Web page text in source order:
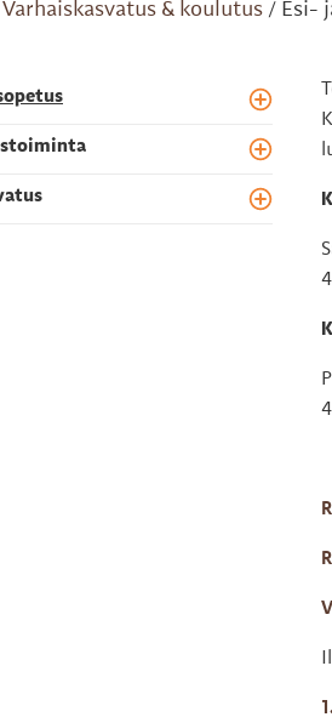
Varhaiskasvatus & koulutus / Esi-
Toggle
Toggle
Toggle